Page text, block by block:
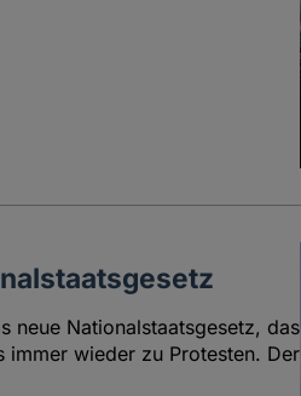
neue Nationalstaatsgesetz, das
immer wieder zu Protesten. Der